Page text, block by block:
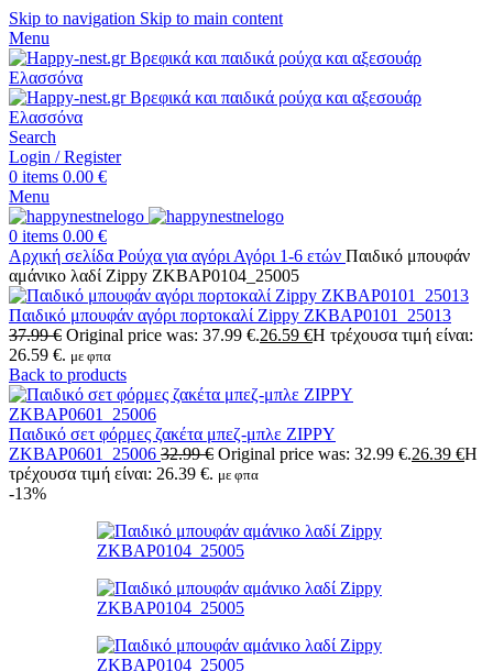
Skip to navigation Skip to main content
Menu
Search
Login / Register
0 items 0.00 €
Menu
0 items 0.00 €
Αρχική σελίδα Ρούχα για αγόρι Αγόρι 1-6 ετών Παιδικό μπουφάν
αμάνικο λαδί Zippy ZKBAP0104_25005
Παιδικό μπουφάν αγόρι πορτοκαλί Zippy ZKBAP0101_25013
37.99€ Original price was: 37.99 €.26.59 €Η τρέχουσα τιμή είναι:
26.59 €. με φπα
Back to products
Παιδικό σετ φόρμες ζακέτα μπεζ-μπλε ZIPPY
ZKBAP0601_25006 32.99€ Original price was: 32.99 €.26.39 €Η
τρέχουσα τιμή είναι: 26.39 €. με φπα
-13%